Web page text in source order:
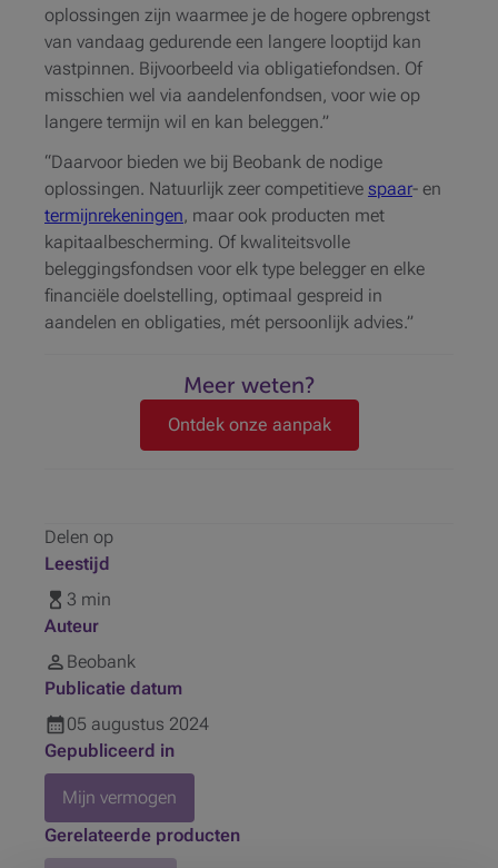
oplossingen zijn waarmee je de hogere opbrengst
van vandaag gedurende een langere looptijd kan
vastpinnen. Bijvoorbeeld via obligatiefondsen. Of
misschien wel via aandelenfondsen, voor wie op
langere termijn wil en kan beleggen.”
“Daarvoor bieden we bij Beobank de nodige
oplossingen. Natuurlijk zeer competitieve spaar- en
termijnrekeningen, maar ook producten met
kapitaalbescherming. Of kwaliteitsvolle
beleggingsfondsen voor elk type belegger en elke
financiële doelstelling, optimaal gespreid in
aandelen en obligaties, mét persoonlijk advies.”
Meer weten?
Ontdek onze aanpak
Delen op
Leestijd
3 min
Auteur
Beobank
Publicatie datum
05 augustus 2024
Gepubliceerd in
Mijn vermogen
Gerelateerde producten